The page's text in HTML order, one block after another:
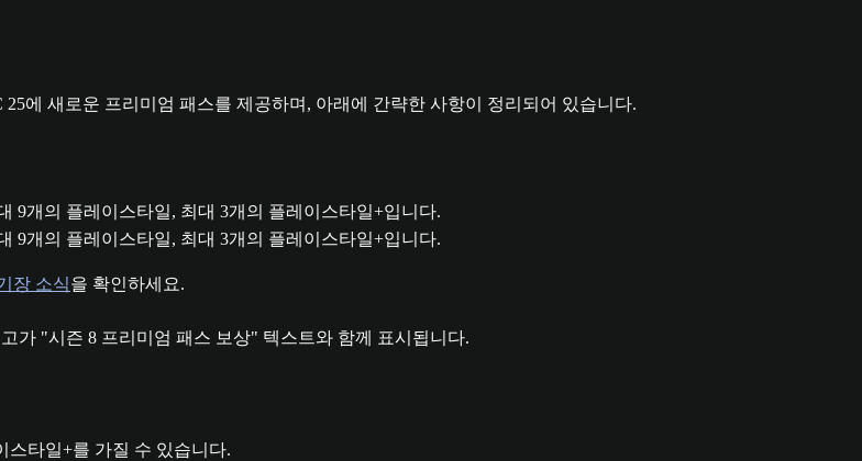
25에 새로운 프리미엄 패스를 제공하며, 아래에 간략한 사항이 정리되어 있습니다.
9개의 플레이스타일, 최대 3개의 플레이스타일+입니다.
9개의 플레이스타일, 최대 3개의 플레이스타일+입니다.
장 소식을 확인하세요.
스타일+를 가질 수 있습니다.